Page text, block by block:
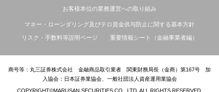
お客様本位の業務運営への取り組み
マネー・ローンダリング及びテロ資金供与防止に関する基本方針
リスク・手数料等説明ページ
重要情報シート（金融事業者編）
商号等：丸三証券株式会社 金融商品取引業者 関東財務局長（金商）第167号 加
入協会：日本証券業協会、一般社団法人資産運用業協会
COPYRIGHT©MARUSAN SECURITIES CO., LTD. ALL RIGHTS RESERVED.